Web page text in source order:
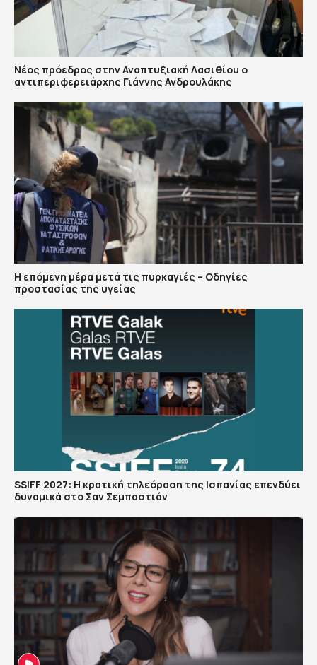
Νέος πρόεδρος στην Αναπτυξιακή Λασιθίου ο
αντιπεριφερειάρχης Γιάννης Ανδρουλάκης
Η επόμενη μέρα μετά τις πυρκαγιές – Οδηγίες
προστασίας της υγείας
SSIFF 2027: Η κρατική τηλεόραση της Ισπανίας επενδύει
δυναμικά στο Σαν Σεμπαστιάν